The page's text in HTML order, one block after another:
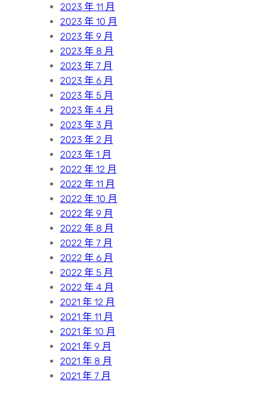
2023 年 11 月
2023 年 10 月
2023 年 9 月
2023 年 8 月
2023 年 7 月
2023 年 6 月
2023 年 5 月
2023 年 4 月
2023 年 3 月
2023 年 2 月
2023 年 1 月
2022 年 12 月
2022 年 11 月
2022 年 10 月
2022 年 9 月
2022 年 8 月
2022 年 7 月
2022 年 6 月
2022 年 5 月
2022 年 4 月
2021 年 12 月
2021 年 11 月
2021 年 10 月
2021 年 9 月
2021 年 8 月
2021 年 7 月